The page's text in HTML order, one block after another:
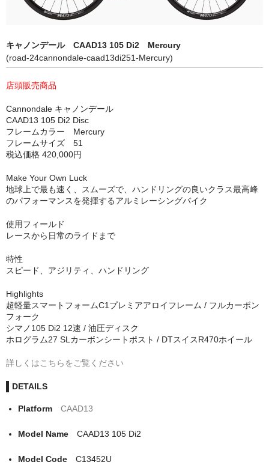
E-BIKE
キッズバイク
ピストバイク
フレーム
ロードバイク フレーム
マウンテンバイク フレーム
サイクルパーツ
タイヤ
チューブ
スプロケット
ブレーキ
ブレーキレバー
ハンドル
ハンドルステム
ヘッドパーツ
シートポスト
キャノンデール CAAD13 105 Di2 Mercury
(road-24cannondale-caad13di251-Mercury)
店頭販売商品
Cannondale キャノンデール
CAAD13 105 Di2 Disc
フレームカラー Mercury
フレームサイズ 51
税込価格 420,000円
Make Your Own Luck
地球上で最も速く、スムーズで、ハンドリングの良いクラス最高峰
のパフォーマンスを発揮するアルミレーシングバイク
使用フィールド
レースから日常のライドまで
特性
スピード、アジリティ、ハンドリング
Highlights
超軽量スマートフォームC1プレミアアロイフレーム / フルカーボン
フォーク
シマノ105 Di2 12速 / 油圧ディスク
ホログラム27 SLカーボンシートポスト / DTスイスR470ホイール
詳しくはこちらをご覧ください
DETAILS
Platform CAAD13
Model Name CAAD13 105 Di2
Model Code C13452U